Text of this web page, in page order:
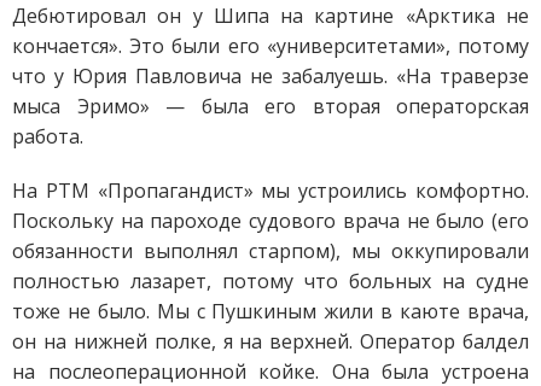
Дебютировал он у Шипа на картине «Арктика не
кончается». Это были его «университетами», потому
что у Юрия Павловича не забалуешь. «На траверзе
мыса Эримо» — была его вторая операторская
работа.
На РТМ «Пропагандист» мы устроились комфортно.
Поскольку на пароходе судового врача не было (его
обязанности выполнял старпом), мы оккупировали
полностью лазарет, потому что больных на судне
тоже не было. Мы с Пушкиным жили в каюте врача,
он на нижней полке, я на верхней. Оператор балдел
на послеоперационной койке. Она была устроена